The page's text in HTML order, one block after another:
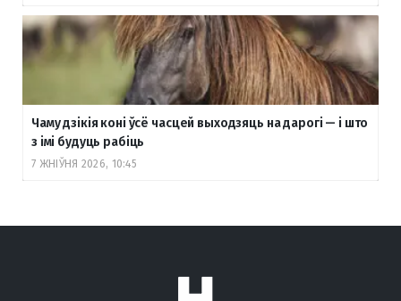
Чаму дзікія коні ўсё часцей выходзяць на дарогі — і што
з імі будуць рабіць
7 ЖНІЎНЯ 2026, 10:45